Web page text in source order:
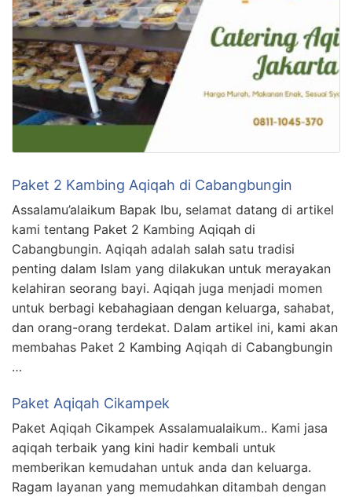
Paket 2 Kambing Aqiqah di Cabangbungin
Assalamu’alaikum Bapak Ibu, selamat datang di artikel
kami tentang Paket 2 Kambing Aqiqah di
Cabangbungin. Aqiqah adalah salah satu tradisi
penting dalam Islam yang dilakukan untuk merayakan
kelahiran seorang bayi. Aqiqah juga menjadi momen
untuk berbagi kebahagiaan dengan keluarga, sahabat,
dan orang-orang terdekat. Dalam artikel ini, kami akan
membahas Paket 2 Kambing Aqiqah di Cabangbungin
…
Paket Aqiqah Cikampek
Paket Aqiqah Cikampek Assalamualaikum.. Kami jasa
aqiqah terbaik yang kini hadir kembali untuk
memberikan kemudahan untuk anda dan keluarga.
Ragam layanan yang memudahkan ditambah dengan